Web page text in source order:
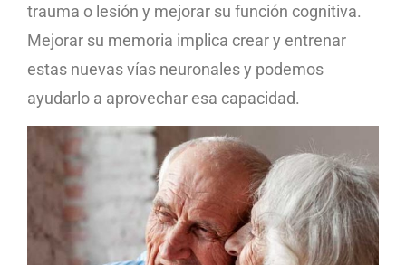
trauma o lesión y mejorar su función cognitiva.
Mejorar su memoria implica crear y entrenar
estas nuevas vías neuronales y podemos
ayudarlo a aprovechar esa capacidad.